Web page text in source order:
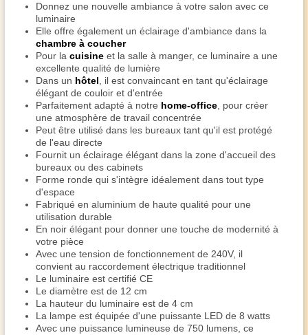
Donnez une nouvelle ambiance à votre salon avec ce
luminaire
Elle offre également un éclairage d'ambiance dans la
chambre à coucher
Pour la cuisine et la salle à manger, ce luminaire a une
excellente qualité de lumière
Dans un hôtel , il est convaincant en tant qu'éclairage
élégant de couloir et d'entrée
Parfaitement adapté à notre home-office , pour créer
une atmosphère de travail concentrée
Peut être utilisé dans les bureaux tant qu'il est protégé
de l'eau directe
Fournit un éclairage élégant dans la zone d'accueil des
bureaux ou des cabinets
Forme ronde qui s'intègre idéalement dans tout type
d'espace
Fabriqué en aluminium de haute qualité pour une
utilisation durable
En noir élégant pour donner une touche de modernité à
votre pièce
Avec une tension de fonctionnement de 240V, il
convient au raccordement électrique traditionnel
Le luminaire est certifié CE
Le diamètre est de 12 cm
La hauteur du luminaire est de 4 cm
La lampe est équipée d'une puissante LED de 8 watts
Avec une puissance lumineuse de 750 lumens, ce